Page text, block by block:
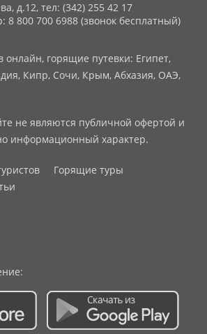
д.12, тел: (342) 255 42 17
800 700 6988 (звонок бесплатный)
онлайн, горящие путевки: Египет,
Кипр, Сочи, Крым, Абхазия, ОАЭ,
не являются публичной офертой и
информационный характер.
Горящие туры